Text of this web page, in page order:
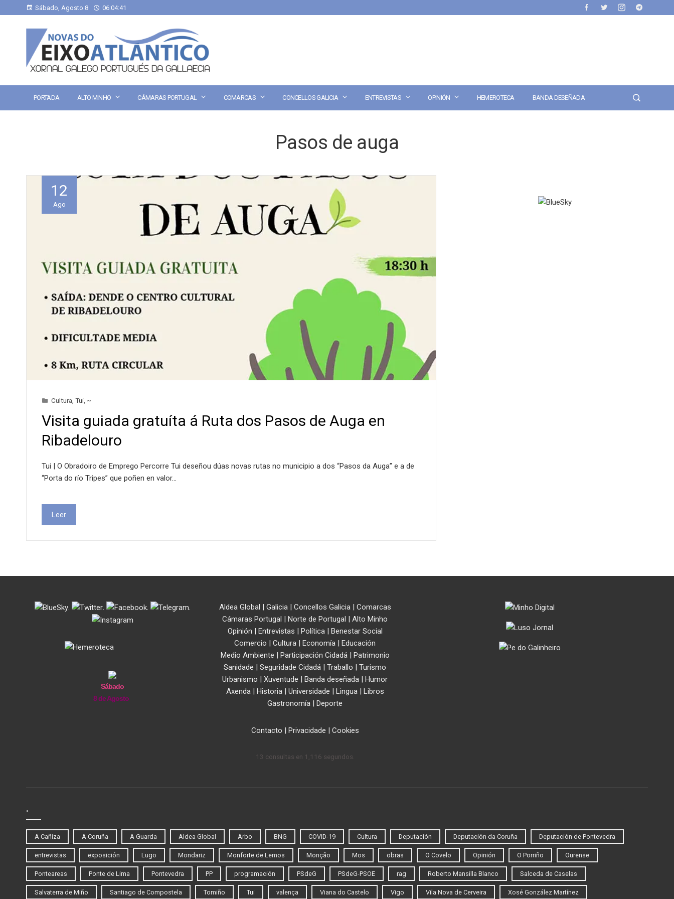
Sábado, Agosto 8 06:04:41
PORTADA ALTO MINHO CÁMARAS PORTUGAL COMARCAS CONCELLOS GALICIA ENTREVISTAS OPINIÓN HEMEROTECA BANDA DESEÑADA
Pasos de auga
12
Ago
Cultura Tui ~
Visita guiada gratuíta á Ruta dos Pasos de Auga en
Ribadelouro
Tui | O Obradoiro de Emprego Percorre Tui deseñou dúas novas rutas no municipio a dos “Pasos da Auga” e a de
“Porta do río Tripes” que poñen en valor…
Leer
. . . .
Sábado
8 de Agosto
Aldea Global | Galicia| Concellos Galicia| Comarcas
Cámaras Portugal | Norte de Portugal | Alto Minho
Opinión | Entrevistas | Política| Benestar Social
Comercio | Cultura | Economía | Educación
Medio Ambiente | Participación Cidadá| Patrimonio
Sanidade | Seguridade Cidadá | Traballo | Turismo
Urbanismo | Xuventude | Banda deseñada | Humor
Axenda| Historia| Universidade | Lingua| Libros
Gastronomía | Deporte
Contacto | Privacidade | Cookies
13 consultas en 1,116 segundos.
.
A Cañiza A Coruña A Guarda Aldea Global Arbo BNG COVID-19 Cultura Deputación Deputación da Coruña Deputación de Pontevedra
entrevistas exposición Lugo Mondariz Monforte de Lemos Monção Mos obras O Covelo Opinión O Porriño Ourense
Ponteareas Ponte de Lima Pontevedra PP programación PSdeG PSdeG-PSOE rag Roberto Mansilla Blanco Salceda de Caselas
Salvaterra de Miño Santiago de Compostela Tomiño Tui valença Viana do Castelo Vigo Vila Nova de Cerveira Xosé González Martínez